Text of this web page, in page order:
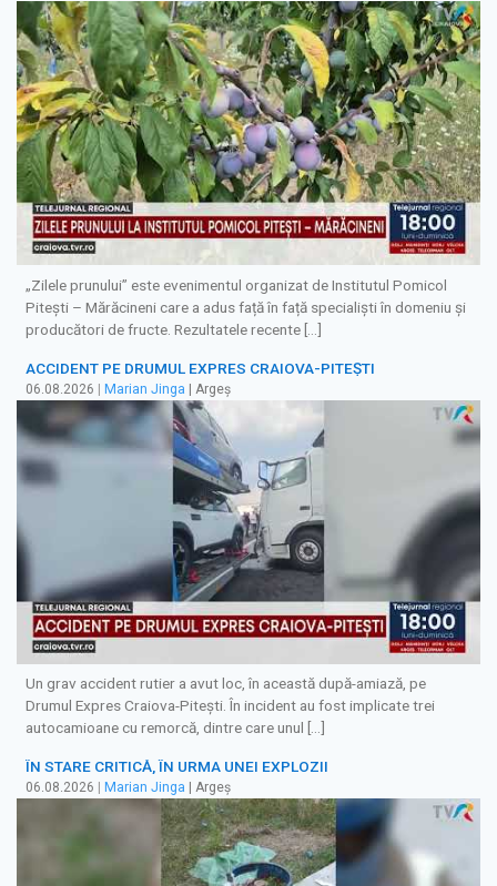
„Zilele prunului” este evenimentul organizat de Institutul Pomicol
Pitești – Mărăcineni care a adus față în față specialiști în domeniu și
producători de fructe. Rezultatele recente […]
ACCIDENT PE DRUMUL EXPRES CRAIOVA-PITEȘTI
06.08.2026 | Marian Jinga | Argeș
Un grav accident rutier a avut loc, în această după-amiază, pe
Drumul Expres Craiova-Pitești. În incident au fost implicate trei
autocamioane cu remorcă, dintre care unul […]
ÎN STARE CRITICĂ, ÎN URMA UNEI EXPLOZII
06.08.2026 Marian Jinga | Argeș